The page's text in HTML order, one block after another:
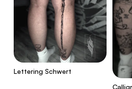
Lettering Schwert